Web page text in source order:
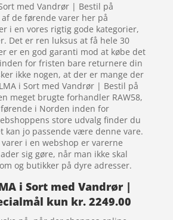
med Vandrør | Bestil på
de førende varer her på
i en vores rigtig gode kategorier,
Det er ren luksus at få hele 30
er en god garanti mod at købe det
for fristen bare returnere din
ikke nogen, at der er mange der
i Sort med Vandrør | Bestil på
meget brugte forhandler RAW58,
i Norden inden for
store udvalg finder du
kan jo passende være denne vare.
i en webshop er varerne
sig gøre, når man ikke skal
og butikker på dyre adresser.
i Sort med Vandrør |
kun kr. 2249.00